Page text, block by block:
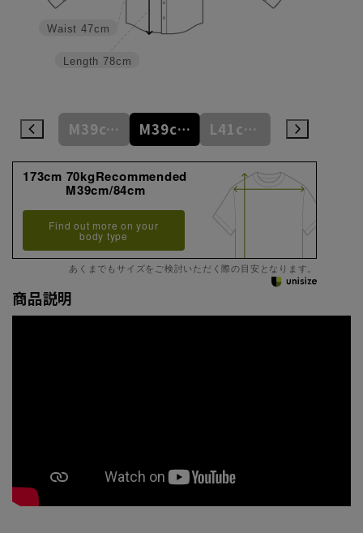
Length 78cm
Waist 47cm
M39cm/82cm M39cm/84cm L41cm/82cm
173cm 70kgRecommended
M39cm/84cm
Find out more on your
body type
あくまでもサイズをご検討いただく際の目安となります。
商品説明